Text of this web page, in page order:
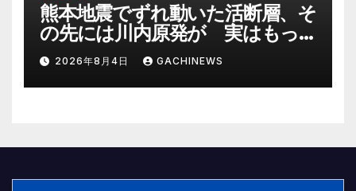
熊本地震でずれ動いた活断層、そ
の先には川内原発が 実はもっ
とヤバい事態を起こしそうなリ
スクも(J-CASTニュース)
2026年8月4日 GACHINEWS